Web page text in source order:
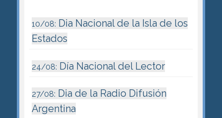
10/08: Dia Nacional de la Isla de los
Estados
24/08: Día Nacional del Lector
27/08: Dia de la Radio Difusión
Argentina